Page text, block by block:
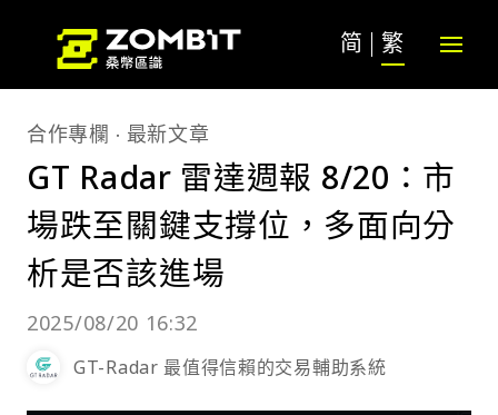
简 繁
合作專欄 最新文章
GT Radar 雷達週報 8/20：市
場跌至關鍵支撐位，多面向分
析是否該進場
2025/08/20 16:32
GT-Radar 最值得信賴的交易輔助系統